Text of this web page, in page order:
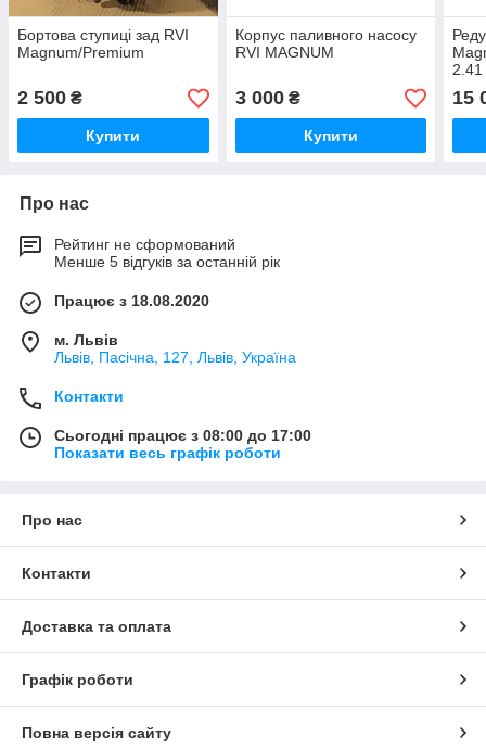
Бортова ступиці зад RVI
Magnum/Premium
2 500 ₴
Купити
Корпус паливного насосу
RVI MAGNUM
3 000₴
Купити
2.41
15
Про нас
Рейтинг не сформований
Менше 5 відгуків за останній рік
Працює з 18.08.2020
м. Львів
Львів, Пасічна, 127, Львів, Україна
Контакти
Сьогодні працює з 08:00 до 17:00
Показати весь графік роботи
Про нас
Контакти
Доставка та оплата
Графік роботи
Повна версія сайту